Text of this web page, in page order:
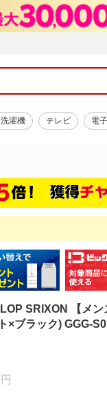
洗濯機 テレビ 電
SRIXON 【メ
×ブラック) GGG-